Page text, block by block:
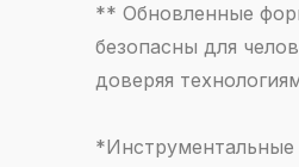
** Обновленные
безопасны для
доверяя